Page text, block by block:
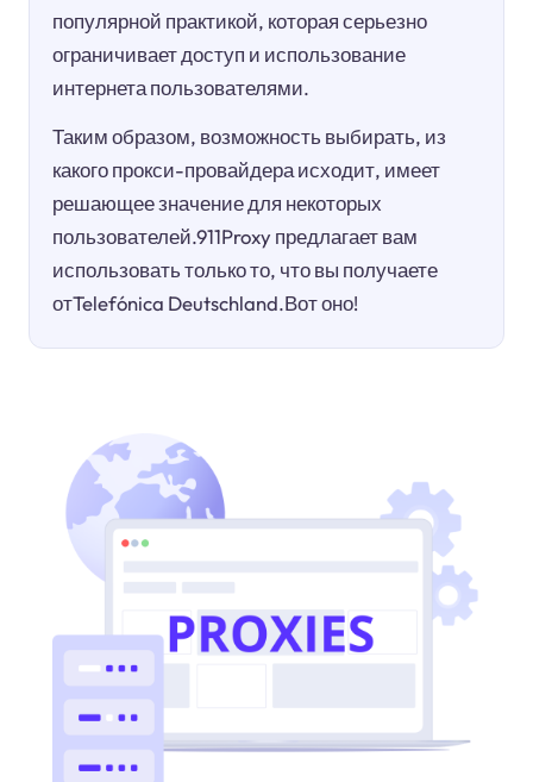
популярной практикой, которая серьезно
ограничивает доступ и использование
интернета пользователями.
Таким образом, возможность выбирать, из
какого прокси-провайдера исходит, имеет
решающее значение для некоторых
пользователей.911Proxy предлагает вам
использовать только то, что вы получаете
отTelefónica Deutschland.Вот оно!